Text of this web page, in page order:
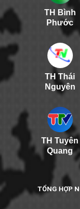
TH Bình
Phước
TH Thái
Nguyên
TH Tuyên
Quang
TỔNG HỢP